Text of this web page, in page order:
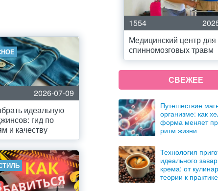
2026-07-09
идеальную
гид по
и качеству
1554
Медицинский центр для
спинномозговых травм
СВЕЖЕЕ
Путешествие
организме: как
форма меняет
ритм жизни
Технология
идеального
крема: от
теории к практике